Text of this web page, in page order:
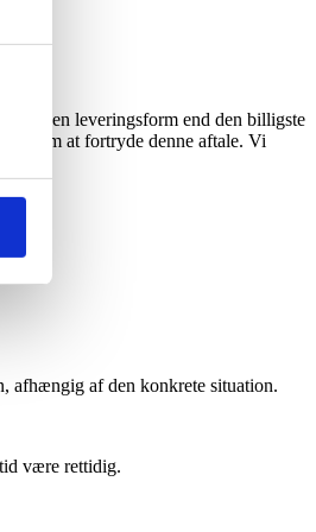
anden leveringsform end den billigste
om at fortryde denne aftale. Vi
afhængig af den konkrete situation.
være rettidig.